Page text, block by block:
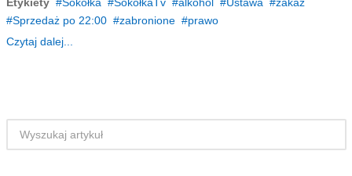
Sprzedaż po 22:00
zabronione
prawo
Czytaj dalej...